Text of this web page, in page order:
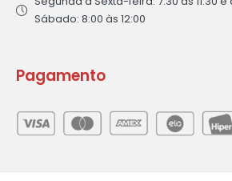
Sábado: 8:00 às 12:00
Pagamento